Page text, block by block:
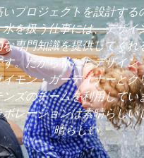
ジェクトを設計するのは
う仕事には、デザインの
知識を提供してくれるパ
から私たちデザイン・コ
・ガーディナーとクリス
チームを利用しています
ションは素晴らしいし、
晴らしい。